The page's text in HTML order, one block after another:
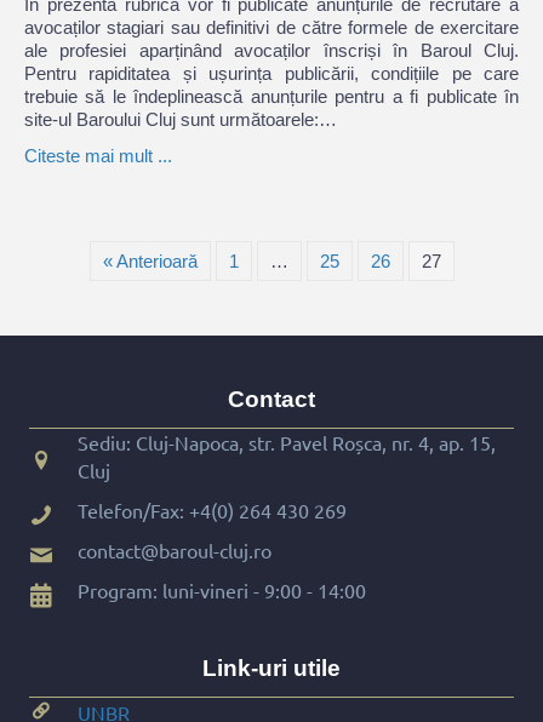
În prezenta rubrică vor fi publicate anunțurile de recrutare a
avocaților stagiari sau definitivi de către formele de exercitare
ale profesiei aparținând avocaților înscriși în Baroul Cluj.
Pentru rapiditatea și ușurința publicării, condițiile pe care
trebuie să le îndeplinească anunțurile pentru a fi publicate în
site-ul Baroului Cluj sunt următoarele:…
Citeste mai mult ...
« Anterioară 1 … 25 26 27
Contact
Sediu: Cluj-Napoca, str. Pavel Roșca, nr. 4, ap. 15,
Cluj
Telefon/Fax: +4(0) 264 430 269
contact@baroul-cluj.ro
Program: luni-vineri - 9:00 - 14:00
Link-uri utile
UNBR